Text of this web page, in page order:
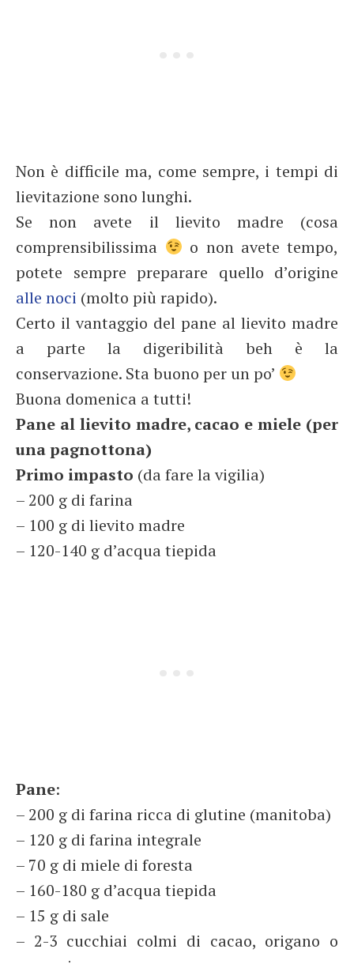
Non è difficile ma, come sempre, i tempi di
lievitazione sono lunghi.
Se non avete il lievito madre (cosa
comprensibilissima
o non avete tempo,
potete sempre preparare quello d’origine
alle noci (molto più rapido).
Certo il vantaggio del pane al lievito madre
a parte la digeribilità beh è la
conservazione. Sta buono per un po’
Buona domenica a tutti!
Pane al lievito madre, cacao e miele (per
una pagnottona)
Primo impasto (da fare la vigilia)
– 200 g di farina
– 100 g di lievito madre
– 120-140 g d’acqua tiepida
Pane:
– 200 g di farina ricca di glutine (manitoba)
– 120 g di farina integrale
– 70 g di miele di foresta
– 160-180 g d’acqua tiepida
– 15 g di sale
– 2-3 cucchiai colmi di cacao, origano o